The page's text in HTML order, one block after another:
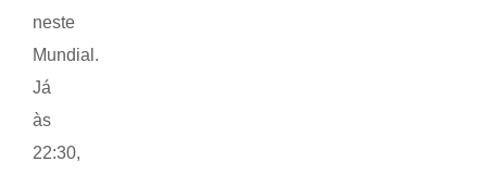
neste
Mundial.
Já
às
22:30,